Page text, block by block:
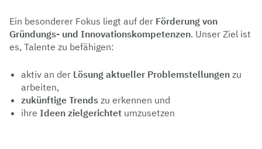
Ein besonderer Fokus liegt auf der Förderung von
Gründungs- und Innovationskompetenzen. Unser Ziel ist
es, Talente zu befähigen:
aktiv an der Lösung aktueller Problemstellungen zu
arbeiten,
zukünftige Trends zu erkennen und
ihre Ideen zielgerichtet umzusetzen